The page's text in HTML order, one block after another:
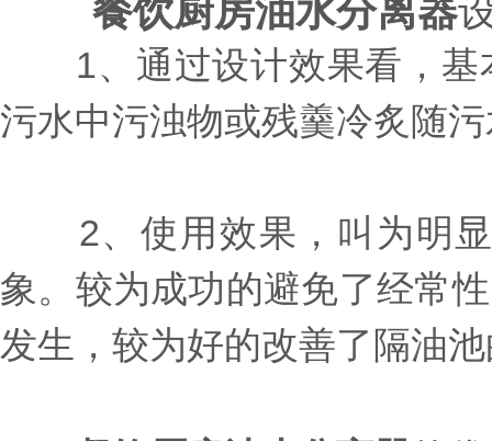
餐饮厨房油水分离器
1、通过设计效果看，基
污水中污浊物或残羹冷炙随
2、使用效果，叫为明显
象。较为成功的避免了经常
发生，较为好的改善了隔油